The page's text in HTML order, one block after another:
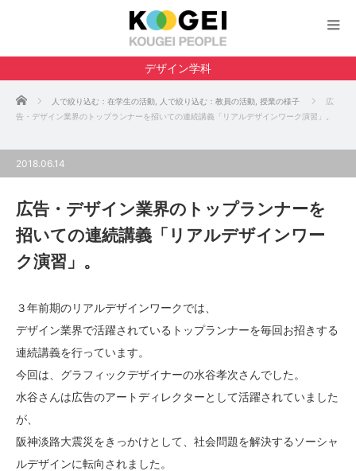
デザイン学科
ホーム 人で絞り込む：在学生の活動 人で絞り込む：教員の活動 授業の様子
広
告・デザイン業界のトップランナーを招いての連続講義「リアルデザインワーク演習」。
2018.06.14
広告・デザイン業界のトップランナーを
招いての連続講義「リアルデザインワー
ク演習」。
３年前期のリアルデザインワークでは、
デザイン業界で活躍されているトップランナーを毎回お招きする
連続講義を行っています。
今回は、グラフィックデザイナーの水谷孝次さんでした。
水谷さんは広告のアートディレクターとして活躍されていました
が、
阪神淡路大震災をきっかけとして、社会問題を解決するソーシャ
ルデザインに転向されました。